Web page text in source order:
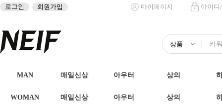
로그인 회원가입 마이페이지 아이디
MAN 매일신상 아우터 상의
WOMAN 매일신상 아우터 상의